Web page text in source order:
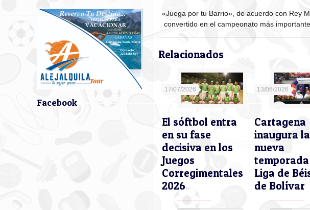
«Juega por tu Barrio», de acuerdo con Rey
convertido en el campeonato más
Relacionados
17/07/2026
El sóftbol entra
en su fase
decisiva en los
Juegos
Corregimentales
2026
13/06/2026
Cartagena
inaugura la
nueva
Liga de
de Bolívar
Facebook